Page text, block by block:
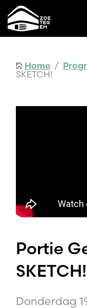
Home /
SKETCH!
Portie
Donderdag